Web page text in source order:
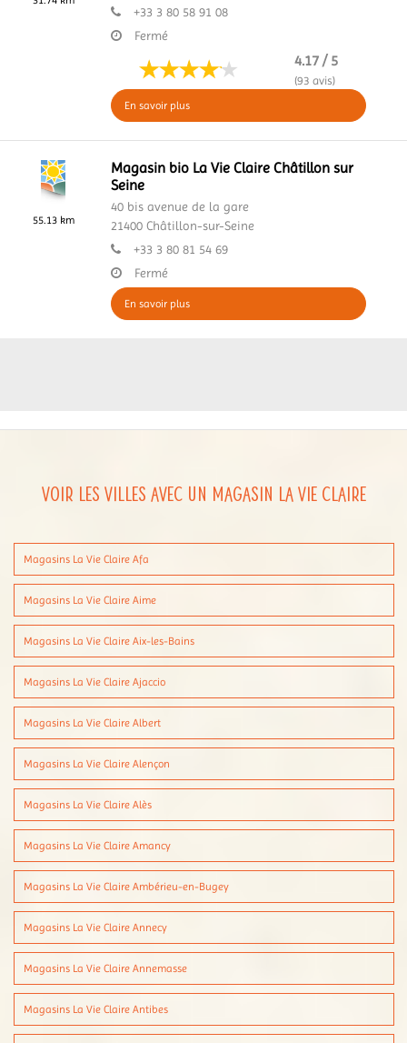
+33 3 80 58 91 08
Fermé
4.17 / 5
(93 avis)
En savoir plus
55.13 km
Magasin bio La Vie Claire Châtillon sur
Seine
40 bis avenue de la gare
21400 Châtillon-sur-Seine
+33 3 80 81 54 69
Fermé
En savoir plus
Voir les villes avec un magasin La Vie Claire
Magasins La Vie Claire Afa
Magasins La Vie Claire Aime
Magasins La Vie Claire Aix-les-Bains
Magasins La Vie Claire Ajaccio
Magasins La Vie Claire Albert
Magasins La Vie Claire Alençon
Magasins La Vie Claire Alès
Magasins La Vie Claire Amancy
Magasins La Vie Claire Ambérieu-en-Bugey
Magasins La Vie Claire Annecy
Magasins La Vie Claire Annemasse
Magasins La Vie Claire Antibes